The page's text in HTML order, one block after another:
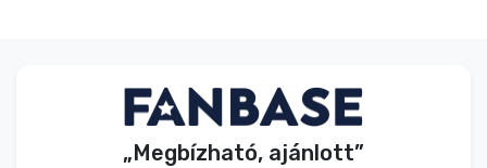
„Megbízható, ajánlott”
Terméktípusok